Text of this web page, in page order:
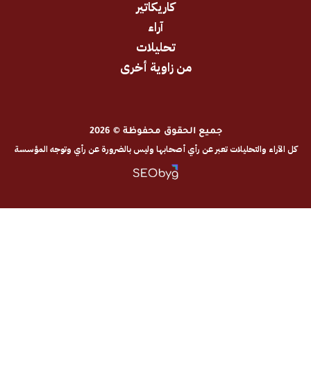
من زاوية أخرى
جميع الحقوق محفوظة © 2026
تعبر عن رأي أصحابها وليس بالضرورة عن رأي وتوجه المؤسسة